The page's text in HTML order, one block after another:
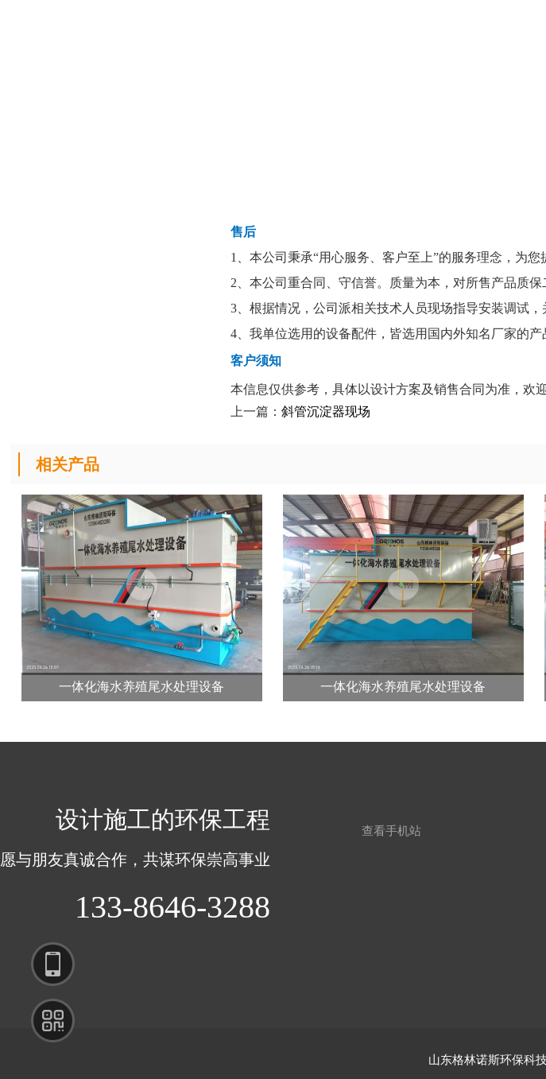
售后
1、本公司秉承“用心服务、客户至上”的服务理念，为您
2、本公司重合同、守信誉。质量为本，对所售产品质
3、根据情况，公司派相关技术人员现场指导安装调试
4、我单位选用的设备配件，皆选用国内外知名厂家的
客户须知
本信息仅供参考，具体以设计方案及销售合同为准，欢
上一篇：斜管沉淀器现场
相关产品
一体化海水养殖尾水处理设备 一体化海水养殖尾水处理设备
设计施工的环保工程
查看手机站
山东格林诺斯环保科